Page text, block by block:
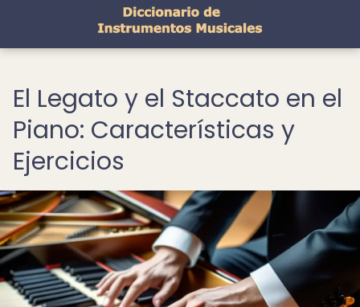
El Legato y el Staccato en el
Piano: Características y
Ejercicios